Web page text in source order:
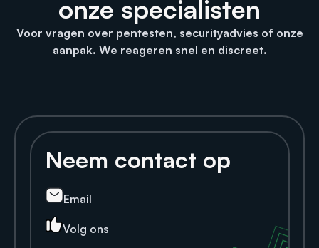
onze specialisten
Voor vragen over pentesten, securityadvies of onze
aanpak. We reageren snel en discreet.
Neem contact op
Email
Volg ons